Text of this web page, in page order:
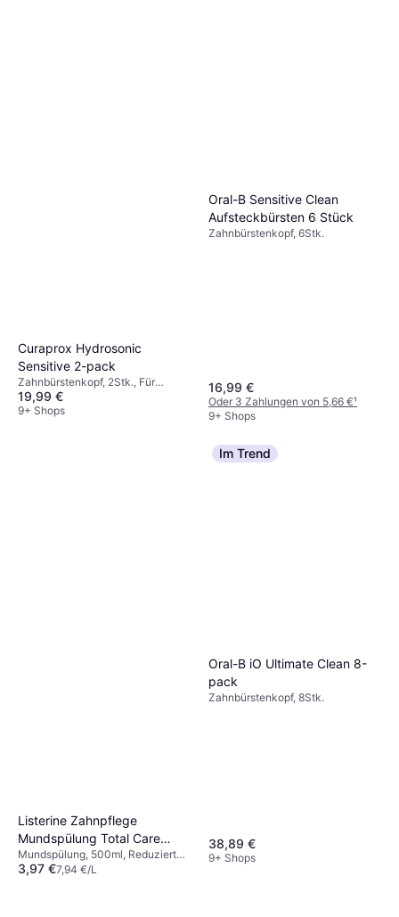
Curaprox Hydrosonic
Sensitive 2-pack
Zahnbürstenkopf, 2Stk., Für
schmerzempfindliche/sensible
Zähne
19,99 €
9+ Shops
Oral-B Sensitive Clean
Aufsteckbürsten 6 Stück
Zahnbürstenkopf, 6Stk.
16,99 €
Oder 3 Zahlungen von 5,66 €¹
9+ Shops
Listerine Zahnpflege
Mundspülung Total Care
Zahnfleisch-Schutz 500
Mundspülung, 500ml, Reduziert
Plaque, Antibakteriell
3,97 €7,94 €/L
Im Trend
Oral-B iO Ultimate Clean 8-
pack
Zahnbürstenkopf, 8Stk.
38,89 €
9+ Shops